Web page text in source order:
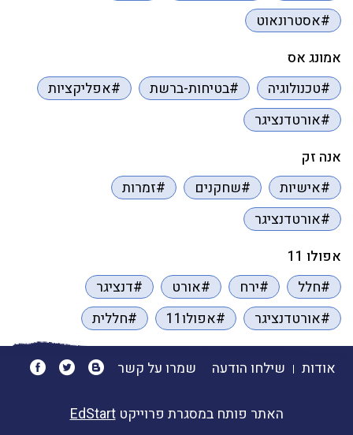
#אסטרונאוט
אמונג אס
#טכנולוגיה
#בטיחות-ברשת
#אפליקציות
#אורטדנציגר
אנה זק
#אישיות
#שחקנים
#זמרות
#אורטדנציגר
אפולו 11
#חלל
#ירח #אורט
#דנציגר
#אורטדנציגר
#אפולו11 #חללית
אודות שילחו הודעה שמרו על קשר
האתר פותח במסגרת פרוייקטEdStart